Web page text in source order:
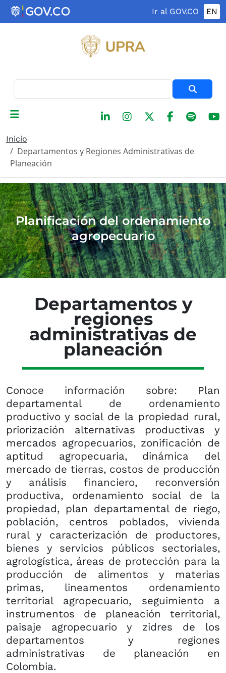
Pasar al contenido principal
Ir al GOV.CO EN
Inicio
Departamentos y Regiones Administrativas de
Planeación
Planificación del ordenamiento
agropecuario
Departamentos y
regiones
administrativas de
planeación
Conoce información sobre: Plan
departamental de ordenamiento
productivo y social de la propiedad rural,
priorización alternativas productivas y
mercados agropecuarios, zonificación de
aptitud agropecuaria, dinámica del
mercado de tierras, costos de producción
y análisis financiero, reconversión
productiva, ordenamiento social de la
propiedad, plan departamental de riego,
población, centros poblados, vivienda
rural y caracterización de productores,
bienes y servicios públicos sectoriales,
agrologística, áreas de protección para la
producción de alimentos y materias
primas, lineamentos ordenamiento
territorial agropecuario, seguimiento a
instrumentos de planeación territorial,
paisaje agropecuario y zidres de los
departamentos y regiones
administrativas de planeación en
Colombia.